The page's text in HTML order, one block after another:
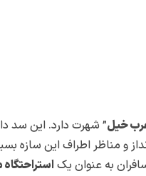
خیل” شهرت دارد. این سد
و مناظر اطراف این سازه
به عنوان یک